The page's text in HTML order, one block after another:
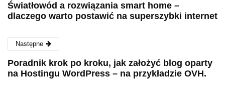
Światłowód a rozwiązania smart home –
dlaczego warto postawić na superszybki internet
Następne
Poradnik krok po kroku, jak założyć blog oparty
na Hostingu WordPress – na przykładzie OVH.